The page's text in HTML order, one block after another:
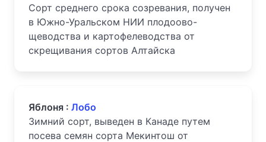
Сорт среднего срока созревания, получен
в Южно-Уральском НИИ плодоово-
щеводства и картофелеводства от
скрещивания сортов Алтайска
Яблоня : Лобо
Зимний сорт, выведен в Канаде путем
посева семян сорта Мекинтош от